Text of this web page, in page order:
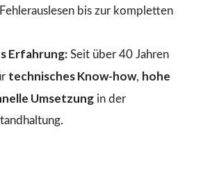
bis zur kompletten
Erfahrung:Seit über 40 Jahren
technisches Know-how, hohe
Umsetzung in der